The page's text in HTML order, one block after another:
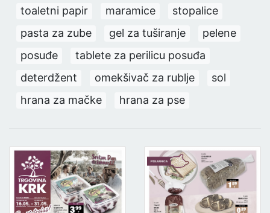
toaletni papir
maramice
stopalice
pasta za zube
gel za tuširanje
pelene
posuđe
tablete za perilicu posuđa
deterdžent
omekšivač za rublje
sol
hrana za mačke
hrana za pse